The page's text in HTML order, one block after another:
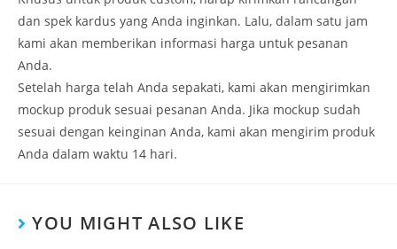
dan spek kardus yang Anda inginkan. Lalu, dalam satu jam
kami akan memberikan informasi harga untuk pesanan
Anda.
Setelah harga telah Anda sepakati, kami akan mengirimkan
mockup produk sesuai pesanan Anda. Jika mockup sudah
sesuai dengan keinginan Anda, kami akan mengirim produk
Anda dalam waktu 14 hari.
YOU MIGHT ALSO LIKE